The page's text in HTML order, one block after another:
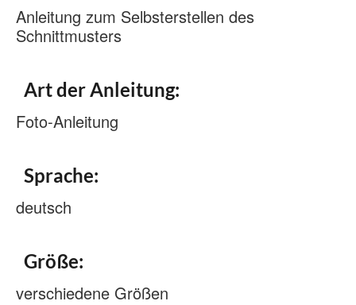
Anleitung zum Selbsterstellen des
Schnittmusters
Art der Anleitung:
Foto-Anleitung
Sprache:
deutsch
Größe:
verschiedene Größen